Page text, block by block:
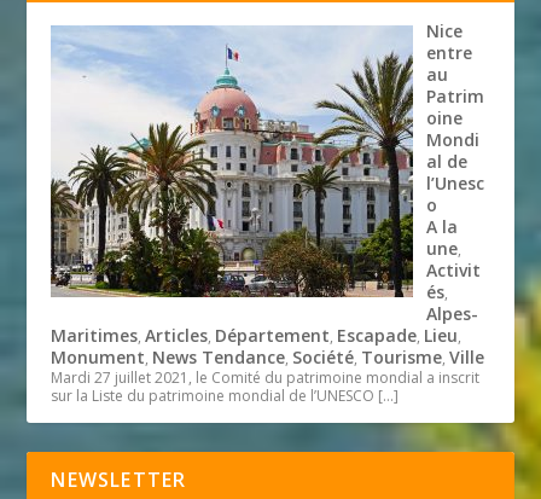
Nice
entre
au
Patrim
oine
Mondi
al de
l’Unesc
o
A la
une,
Activit
és,
Alpes-
Maritimes,Articles, Département, Escapade, Lieu,
Monument, News Tendance, Société, Tourisme,Ville
Mardi 27 juillet 2021, le Comité du patrimoine mondial a inscrit
sur la Liste du patrimoine mondial de l’UNESCO […]
NEWSLETTER